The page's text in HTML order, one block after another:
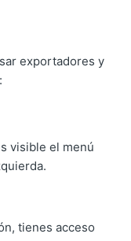
exportadores y
visible el menú
tienes acceso